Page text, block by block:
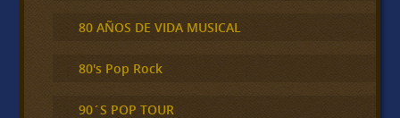
80 AÑOS DE VIDA MUSICAL
80's Pop Rock
90´S POP TOUR